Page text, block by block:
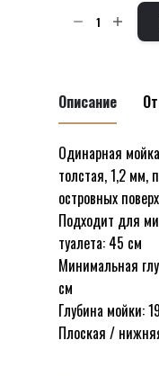
Количество
одинарная
из
нержавеющей
стали
Toro
GD4343F
Shoni
SHONY
Описание
Одинарная
толстая, 1,2 мм,
островных
Подходит для
туалета: 45 см
Минимальная
см
Глубина мойки:
Плоская /
Отзывов пока нет.
Будьте
“Модель
Shoni SHONY”
Ваш адрес email
Обязательные